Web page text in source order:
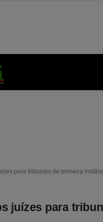
para tribunais de primeira
juízes para